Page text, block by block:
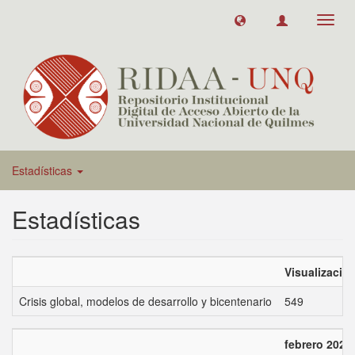
Estadísticas
Estadísticas
Crisis global, modelos de desarrollo y bicentenario
549
febrero 2026